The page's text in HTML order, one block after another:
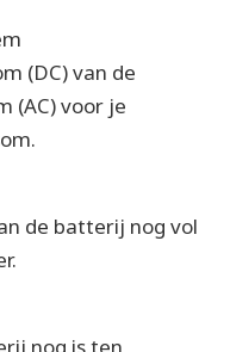
(DC) van de
(AC) voor je
de batterij nog vol